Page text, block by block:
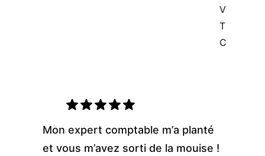
V
T
C
Mon expert comptable m’a planté
et vous m’avez sorti de la mouise !